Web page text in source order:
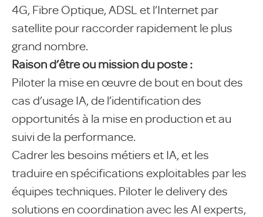
4G, Fibre Optique, ADSL et l’Internet par
satellite pour raccorder rapidement le plus
grand nombre.
Raison d’être ou mission du poste :
Piloter la mise en œuvre de bout en bout des
cas d’usage IA, de l’identification des
opportunités à la mise en production et au
suivi de la performance.
Cadrer les besoins métiers et IA, et les
traduire en spécifications exploitables par les
équipes techniques. Piloter le delivery des
solutions en coordination avec les AI experts,